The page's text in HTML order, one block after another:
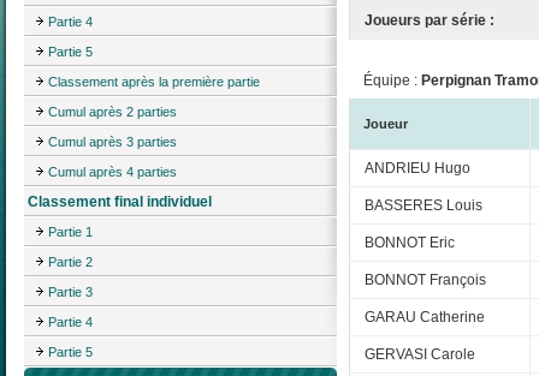
Partie 4
Partie 5
Classement après la première partie
Cumul après 2 parties
Cumul après 3 parties
Cumul après 4 parties
Classement final individuel
Partie 1
Partie 2
Partie 3
Partie 4
Partie 5
Joueurs par série :
Équipe : Perpignan
Joueur
ANDRIEU Hugo
BASSERES Louis
BONNOT Eric
BONNOT François
GARAU Catherine
GERVASI Carole